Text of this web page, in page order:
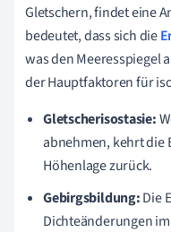
Gletschern, findet eine
bedeutet, dass sich die
was den Meeresspiegel
der Hauptfaktoren für
Gletscherisostasie:
abnehmen, kehrt
Höhenlage zurück.
Gebirgsbildung:Die
Dichteänderungen